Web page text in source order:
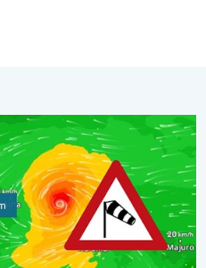
på over 300 km/h. . .